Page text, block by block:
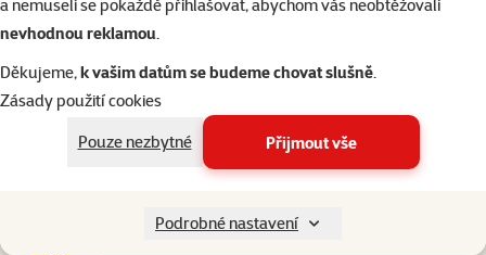
a nemuseli se pokaždé přihlašovat, abychom vás neobtěžovali
nevhodnou reklamou.
Děkujeme,k vašim datům se budeme chovat slušně.
Zásady použití cookies
Pouze nezbytné
Přijmout vše
Podrobné nastavení
Kolín Ovčáry
Ovčáry 304, Ovčáry
Kozomín